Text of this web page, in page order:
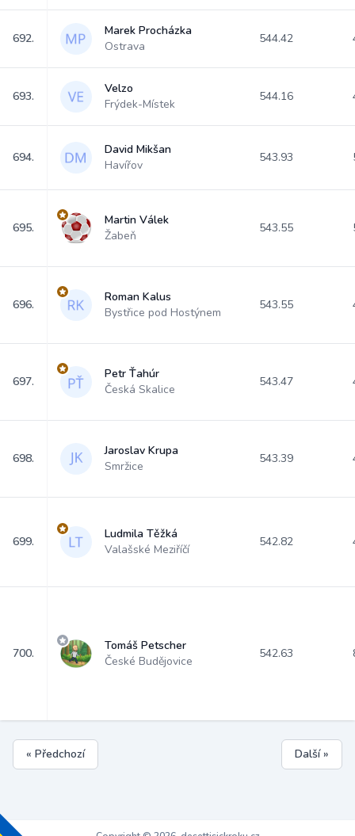
692.
Marek Procházka
Ostrava
544.42
693.
Velzo
Frýdek-Místek
544.16
694.
David Mikšan
Havířov
543.93
695.
Martin Válek
Žabeň
543.55
696.
Roman Kalus
Bystřice pod Hostýnem
543.55
697.
Petr Ťahúr
Česká Skalice
543.47
698.
Jaroslav Krupa
Smržice
543.39
699.
Ludmila Těžká
Valašské Meziříčí
542.82
700.
Tomáš Petscher
České Budějovice
542.63
« Předchozí Další »